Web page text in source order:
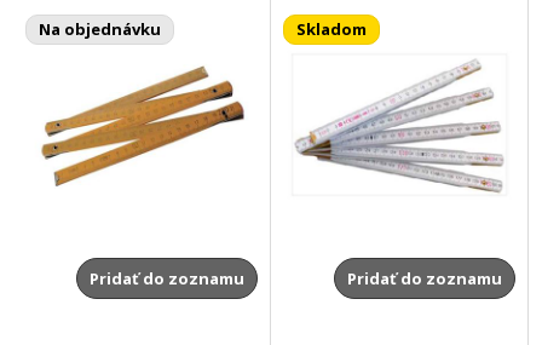
Na objednávku
Pridať do zoznamu
Skladom
Pridať do zoznamu